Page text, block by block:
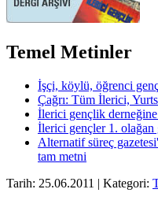
Temel Metinler
İşçi, köylü, öğrenci
Çağrı: Tüm İlerici,
İlerici gençlik
İlerici gençler 1.
Alternatif süreç
tam metni
Tarih: 25.06.2011 | Kategori: